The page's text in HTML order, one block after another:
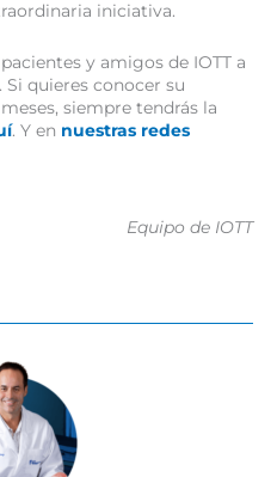
iniciativa.
y amigos de IOTT a
quieres conocer su
siempre tendrás la
. Y en nuestras redes
Equipo de IOTT